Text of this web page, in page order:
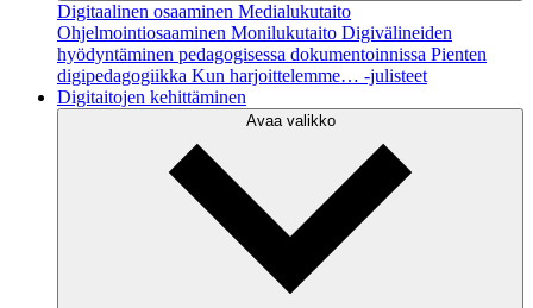
Digitaalinen osaaminen Medialukutaito
Ohjelmointiosaaminen Monilukutaito Digivälineiden
hyödyntäminen pedagogisessa dokumentoinnissa Pienten
digipedagogiikka Kun harjoittelemme… -julisteet
Digitaitojen kehittäminen
Avaa valikko